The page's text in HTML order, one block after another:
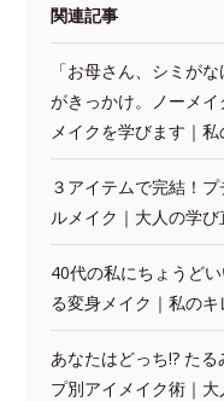
関連記事
「お母さん、シミが
がきっかけ。ノーメ
メイクを学びます｜
３アイテムで完結！
ルメイク｜大人の学
40代の私にちょうど
る変身メイク｜私の
あなたはどっち!? た
プ別アイメイク術｜